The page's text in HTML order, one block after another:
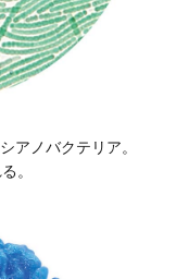
アノバクテリア。
。